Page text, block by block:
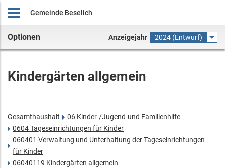
Gemeinde Beselich
Optionen Anzeigejahr 2024 (Entwurf)
Kindergärten allgemein
Gesamthaushalt
06 Kinder-/Jugend-und Familienhilfe
0604 Tageseinrichtungen für Kinder
060401 Verwaltung und Unterhaltung der Tageseinrichtungen
für Kinder
06040119 Kindergärten allgemein